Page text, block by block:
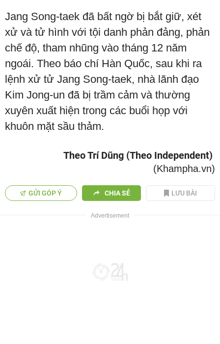
Jang Song-taek đã bất ngờ bị bắt giữ, xét
xử và tử hình với tội danh phản đảng, phản
chế độ, tham nhũng vào tháng 12 năm
ngoái. Theo báo chí Hàn Quốc, sau khi ra
lệnh xử tử Jang Song-taek, nhà lãnh đạo
Kim Jong-un đã bị trầm cảm và thường
xuyên xuất hiện trong các buổi họp với
khuôn mặt sầu thảm.
Theo Trí Dũng (Theo Independent)
(Khampha.vn)
GỬI GÓP Ý CHIA SẺ LƯU BÀI